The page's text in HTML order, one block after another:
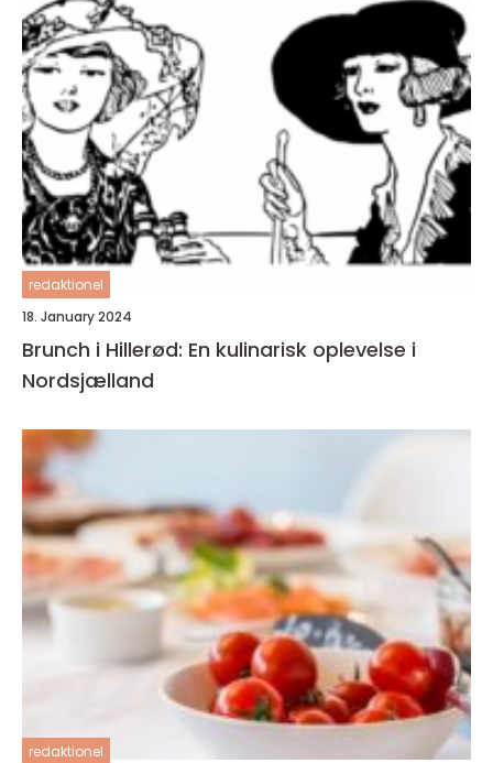
redaktionel
18. January 2024
Brunch i Hillerød: En kulinarisk oplevelse i
Nordsjælland
redaktionel